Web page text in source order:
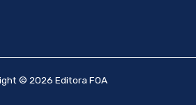
© 2026 Editora FOA